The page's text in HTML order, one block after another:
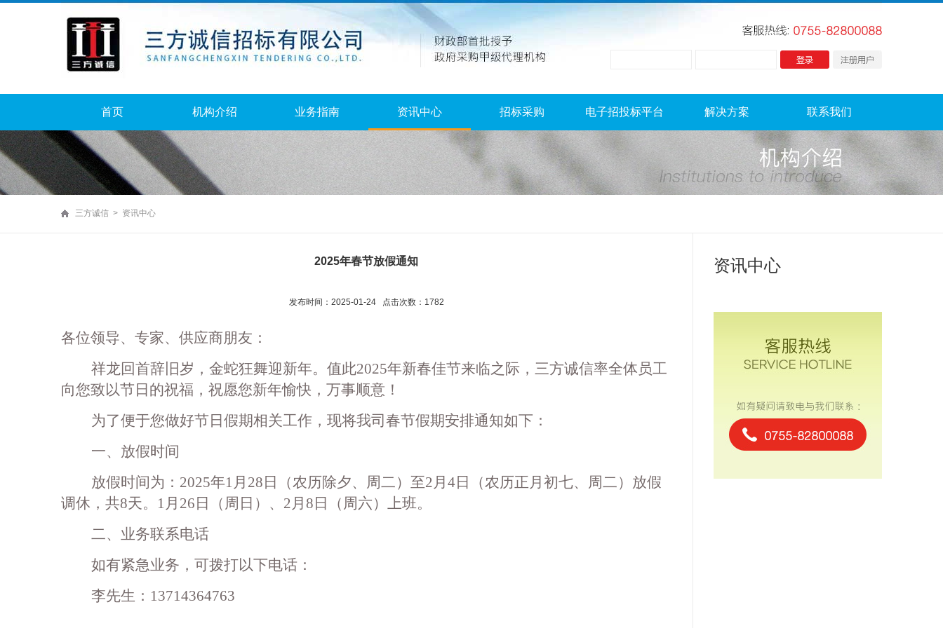
首页 机构介绍 业务指南 资讯中心 招标采购 电子招投标平台 解决方案 联系我们
三方诚信 > 资讯中心
2025年春节放假通知
发布时间：2025-01-24 点击次数：1782
各位领导、专家、供应商朋友：
祥龙回首辞旧岁，金蛇狂舞迎新年。值此2025年新春佳节来临之际，三方诚信率全体员工
向您致以节日的祝福，祝愿您新年愉快，万事顺意！
为了便于您做好节日假期相关工作，现将我司春节假期安排通知如下：
一、放假时间
放假时间为： 2025年1月28日（农历除夕、周二）至2月4日（农历正月初七、周二）放假
调休，共8天。1月26日（周日）、2月8日（周六）上班。
二、业务联系电话
如有紧急业务，可拨打以下电话：
李先生： 13714364763
资讯中心